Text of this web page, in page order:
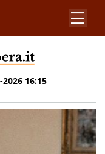
2026 16:15